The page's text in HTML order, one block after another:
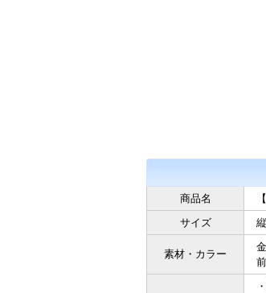
商品名
サイズ
素材・カラー